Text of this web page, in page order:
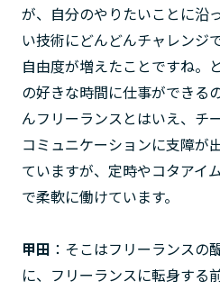
が、自分のやりたいことに沿
い技術にどんどんチャレンジ
自由度が増えたことですね。
の好きな時間に仕事ができる
んフリーランスとはいえ、チ
コミュニケーションに支障が
ていますが、定時やコタアイ
で柔軟に働けています。
甲田 ：そこはフリーランスの
に、フリーランスに転身する